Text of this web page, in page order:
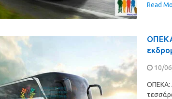
Read
10/
ΟΠΕΚΑ: